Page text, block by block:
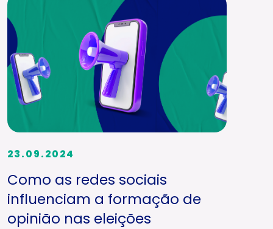
23.09.2024
Como as redes sociais
influenciam a formação de
opinião nas eleições